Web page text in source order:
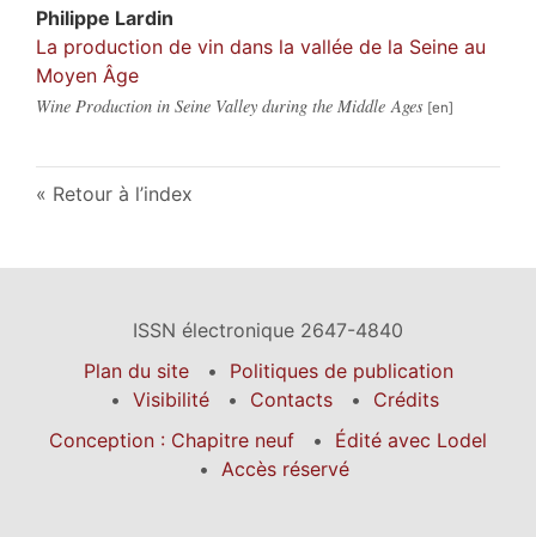
Philippe Lardin
La production de vin dans la vallée de la Seine au
Moyen Âge
Wine Production in Seine Valley during the Middle Ages
Retour à l’index
ISSN électronique 2647-4840
Plan du site
Politiques de publication
Visibilité
Contacts
Crédits
Conception : Chapitre neuf
Édité avec Lodel
Accès réservé